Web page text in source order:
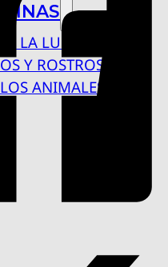
LA LUPA
Y ROSTROS
ANIMALES